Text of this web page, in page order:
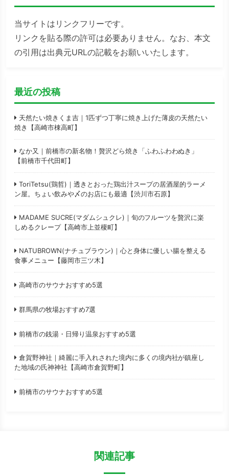
当サイトはリンクフリーです。
リンクを貼る際の許可は必要ありません。なお、本文
の引用は出典元URLの記載をお願いいたします。
最近の投稿
天然たい焼きくま吉｜1匹ずつ丁寧に焼き上げた薄皮の天然たい
焼き【高崎市棟高町】
なか又｜前橋市の新名物！贅沢どら焼き「ふわふわわぬき」
【前橋市千代田町】
ToriTetsu(鶏哲)｜透きとおった鶏出汁スープの居酒屋的ラーメ
ン屋。ちょい飲みや〆のお店にも最適【渋川市石原】
MADAME SUCRE(マダムシュクレ)｜旬のフルーツを贅沢に楽
しめるクレープ【高崎市上並榎町】
NATUBROWN(ナチュブラウン)｜心と身体に優しい腸を整える
食事メニュー【藤岡市三ツ木】
高崎市のサウナおすすめ5選
群馬県の牧場おすすめ7選
前橋市の銭湯・日帰り温泉おすすめ5選
倉賀野神社｜綺麗に手入れされた境内に多くの境内社が鎮座し
た地域の氏神神社【高崎市倉賀野町】
前橋市のサウナおすすめ5選
関連記事